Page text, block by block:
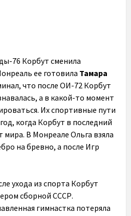
76 Корбут сменила
ее готовила Тамара
что после ОИ-72 Корбут
а в какой-то момент
Их спортивные пути
когда Корбут в последний
мира. В Монреале Ольга взяла
на бревно, а после Игр
ухода из спорта Корбут
сборной СССР.
гимнастка потеряла